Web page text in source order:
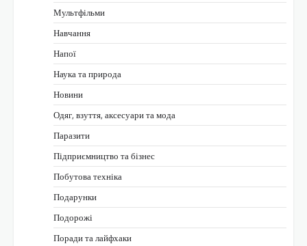
Мультфільми
Навчання
Напої
Наука та природа
Новини
Одяг, взуття, аксесуари та мода
Паразити
Підприємництво та бізнес
Побутова техніка
Подарунки
Подорожі
Поради та лайфхаки